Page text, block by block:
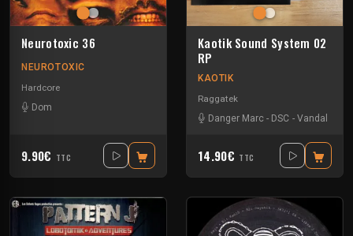
Neurotoxic 36
NEUROTOXIC
Hardcore
Dom
9.90€ TTC
Kaotik Sound System 02
RP
KAOTIK
Raggatek
Danger Marc - DSC - Vandal
14.90€ TTC